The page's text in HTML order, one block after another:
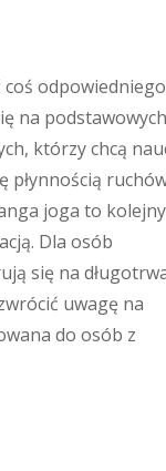
na podstawowych
którzy chcą
płynnością
joga to kolejny
Dla osób
się na
uwagę na
do osób z